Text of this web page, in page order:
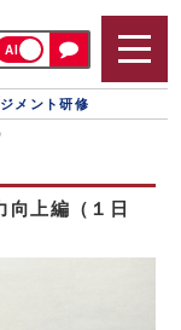
AI
メント研修
向上編（１日